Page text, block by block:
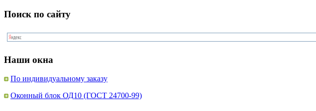
Поиск по сайту
Наши окна
По индивидуальному заказу
Оконный блок ОД10 (ГОСТ 24700-99)